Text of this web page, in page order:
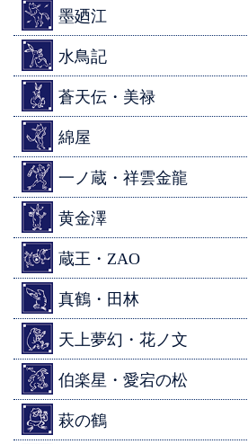
墨廼江
水鳥記
蒼天伝・美禄
綿屋
一ノ蔵・祥雲金龍
黄金澤
蔵王・ZAO
真鶴・田林
天上夢幻・花ノ文
伯楽星・愛宕の松
萩の鶴